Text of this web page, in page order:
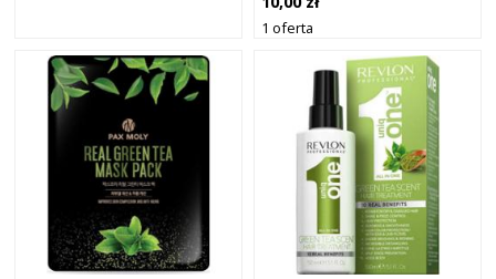
1 oferta